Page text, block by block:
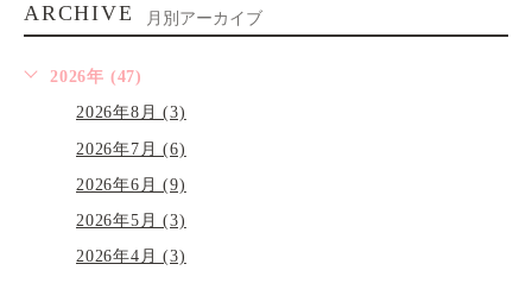
ARCHIVE 月別アーカイブ
2026年 (47)
2026年8月 (3)
2026年7月 (6)
2026年6月 (9)
2026年5月 (3)
2026年4月 (3)